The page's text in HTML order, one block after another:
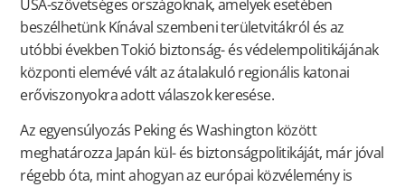
USA-szövetséges országoknak, amelyek esetében
beszélhetünk Kínával szembeni területvitákról és az
utóbbi években Tokió biztonság- és védelempolitikájának
központi elemévé vált az átalakuló regionális katonai
erőviszonyokra adott válaszok keresése.
Az egyensúlyozás Peking és Washington között
meghatározza Japán kül- és biztonságpolitikáját, már jóval
régebb óta, mint ahogyan az európai közvélemény is